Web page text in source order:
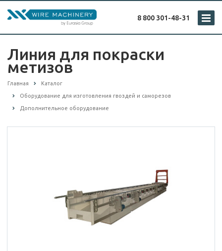
8 800 301-48-31
Линия для покраски
метизов
Главная Каталог
Оборудование для изготовления гвоздей и саморезов
Дополнительное оборудование